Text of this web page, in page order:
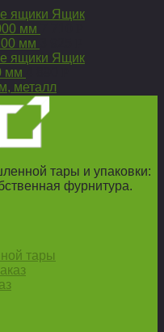
Ящик
мм
мм
Ящик
мм
металл
тары и упаковки:
фурнитура.
тары